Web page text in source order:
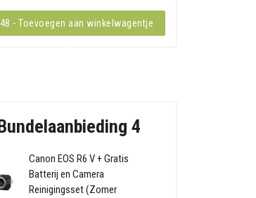
- Toevoegen aan winkelwagentje
4
Canon EOS R6 V + Gratis
Batterij en Camera
Reinigingsset (Zomer